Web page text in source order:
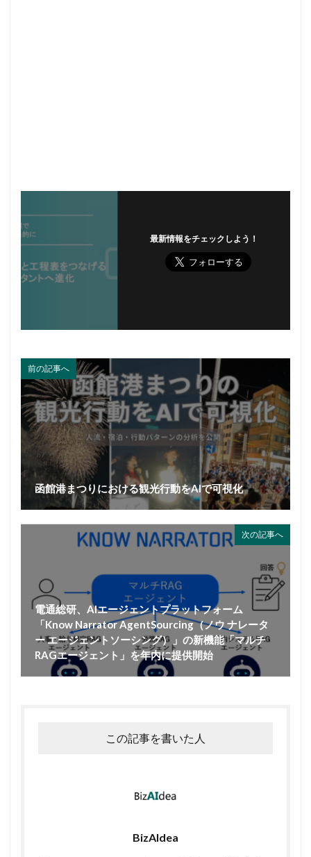
最新情報をチェックしよう！
前の記事へ
函館港まつりにおける観光行動をAIで可視化
次の記事へ
電通総研、AIエージェントプラットフォーム
「Know Narrator AgentSourcing（ノウ ナレータ
ー エージェントソーシング）」の新機能「マルチ
RAGエージェント」を年内に提供開始
この記事を書いた人
BizAIdea